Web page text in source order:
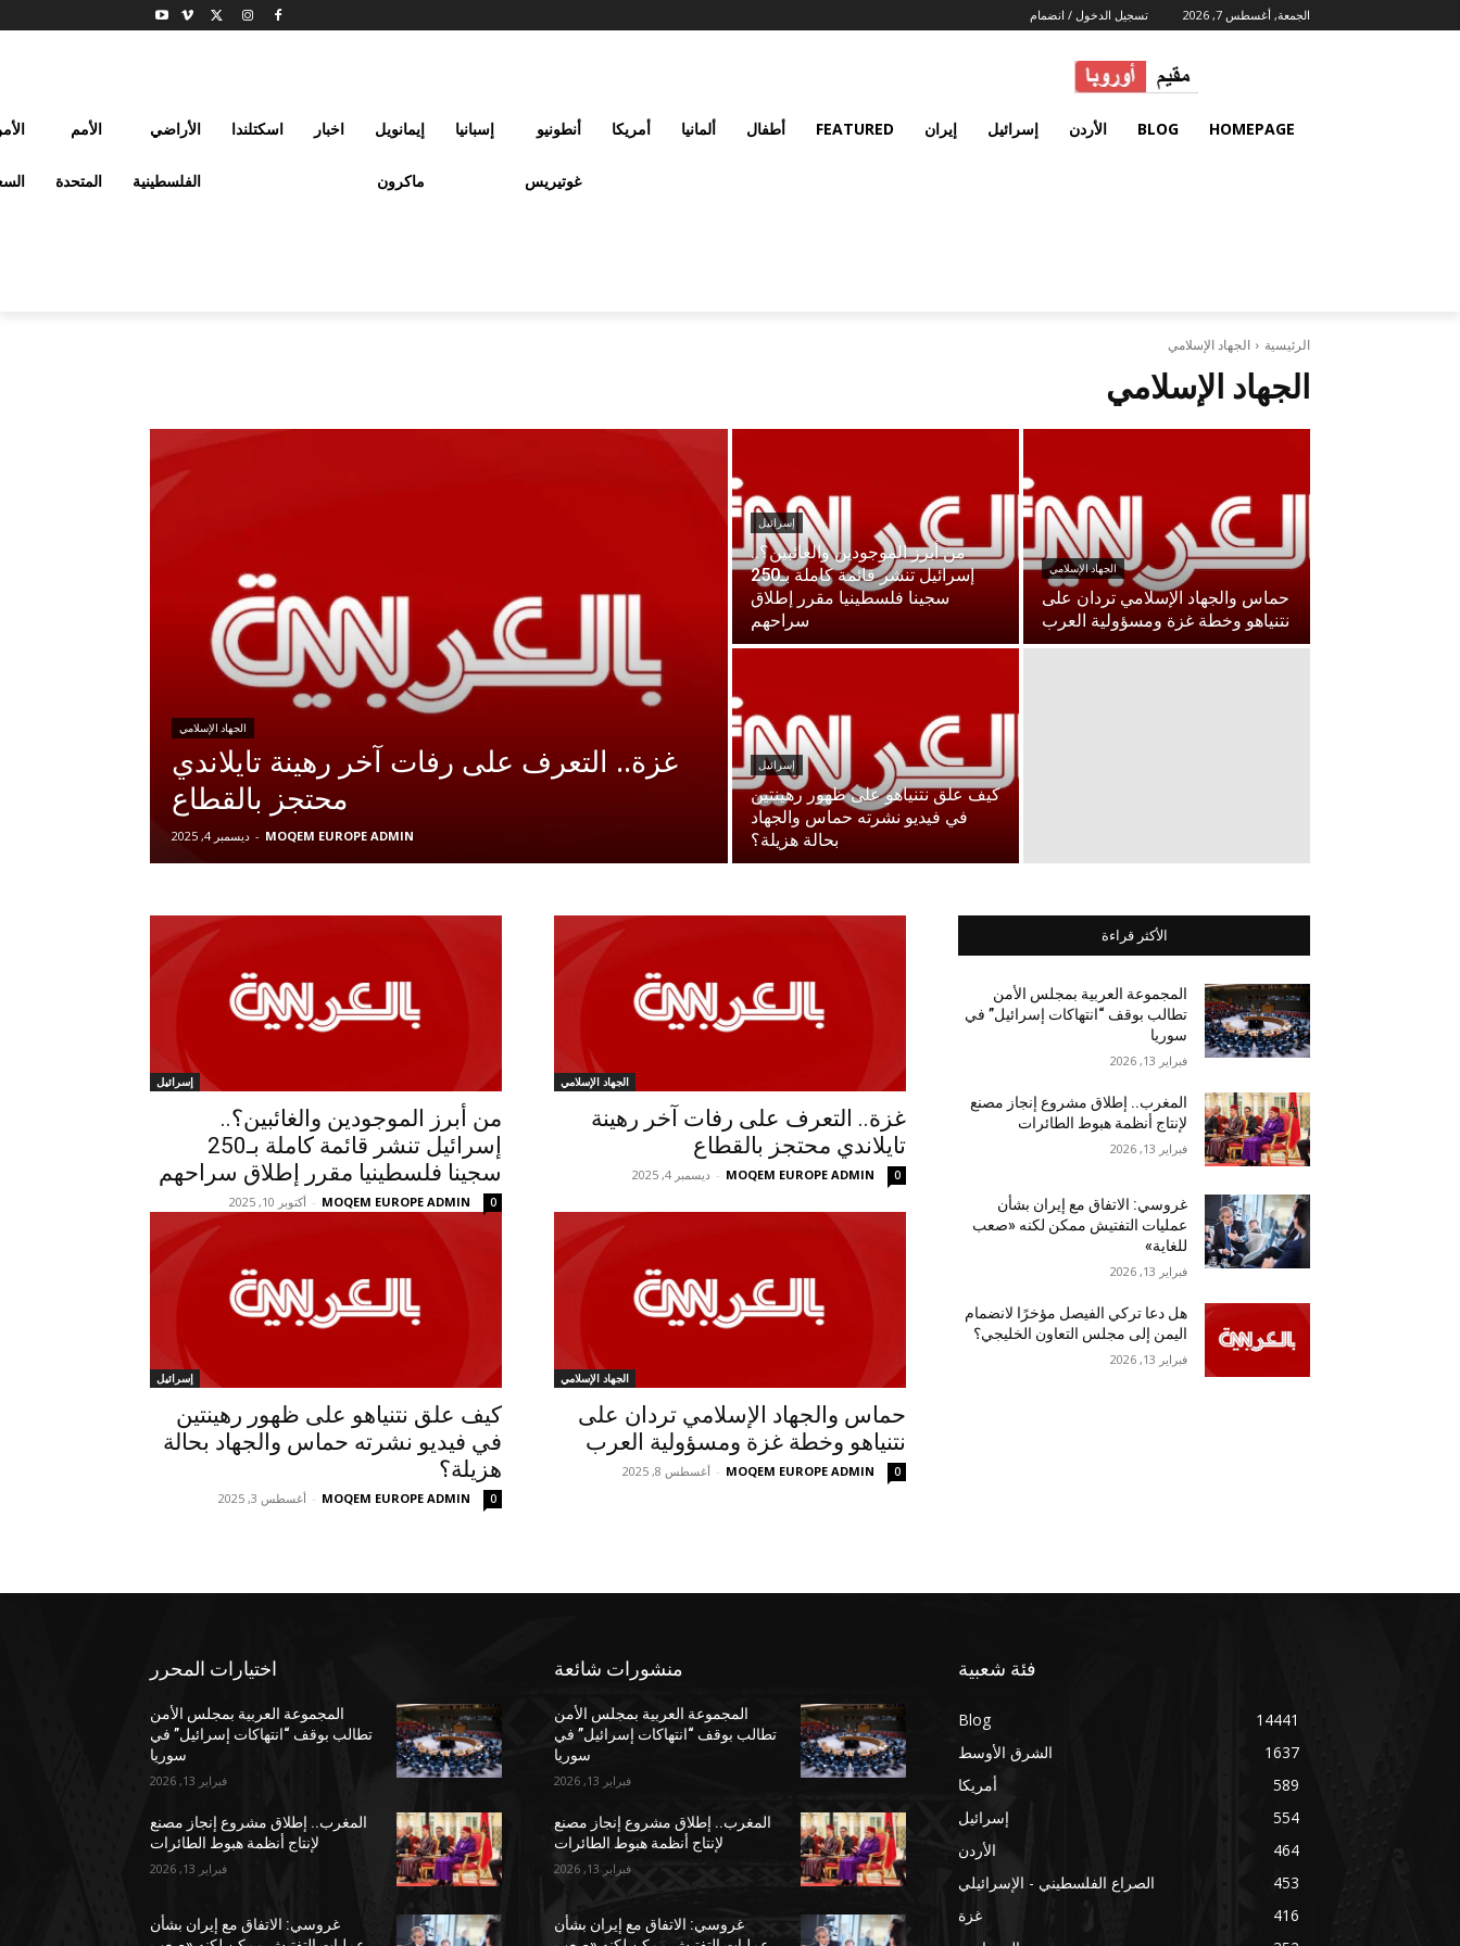
الجمعة, أغسطس 7, 2026 تسجيل الدخول / انضمام
HOMEPAGE
BLOG الأردن إسرائيل إيران FEATURED أطفال ألمانيا أمريكا أنطونيو
غوتيريس
إسبانيا إيمانويل
ماكرون
اخبار اسكتلندا الأراضي
الفلسطينية
الأمم
المتحدة
الرئيسية الجهاد الإسلامي
الجهاد الإسلامي
الجهاد الإسلامي
غزة.. التعرف على رفات آخر رهينة تايلاندي
محتجز بالقطاع
MOQEM EUROPE ADMIN
- ديسمبر 4, 2025
إسرائيل
من أبرز الموجودين والغائبين؟..
إسرائيل تنشر قائمة كاملة بـ250
سجينا فلسطينيا مقرر إطلاق
سراحهم
الجهاد الإسلامي
حماس والجهاد الإسلامي تردان على
نتنياهو وخطة غزة ومسؤولية العرب
إسرائيل
كيف علق نتنياهو على ظهور رهينتين
في فيديو نشرته حماس والجهاد
بحالة هزيلة؟
الجهاد الإسلامي
غزة.. التعرف على رفات آخر رهينة
تايلاندي محتجز بالقطاع
MOQEM EUROPE ADMIN
- ديسمبر 4, 2025 0
إسرائيل
من أبرز الموجودين والغائبين؟..
إسرائيل تنشر قائمة كاملة بـ250
سجينا فلسطينيا مقرر إطلاق سراحهم
MOQEM EUROPE ADMIN
- أكتوبر 10, 2025 0
الجهاد الإسلامي
حماس والجهاد الإسلامي تردان على
نتنياهو وخطة غزة ومسؤولية العرب
MOQEM EUROPE ADMIN
- أغسطس 8, 2025 0
إسرائيل
كيف علق نتنياهو على ظهور رهينتين
في فيديو نشرته حماس والجهاد بحالة
هزيلة؟
MOQEM EUROPE ADMIN
- أغسطس 3, 2025 0
الأكثر قراءة
المجموعة العربية بمجلس الأمن
تطالب بوقف “انتهاكات إسرائيل” في
سوريا
فبراير 13, 2026
المغرب.. إطلاق مشروع إنجاز مصنع
لإنتاج أنظمة هبوط الطائرات
فبراير 13, 2026
غروسي: الاتفاق مع إيران بشأن
عمليات التفتيش ممكن لكنه «صعب
للغاية»
فبراير 13, 2026
هل دعا تركي الفيصل مؤخرًا لانضمام
اليمن إلى مجلس التعاون الخليجي؟
فبراير 13, 2026
اختيارات المحرر
المجموعة العربية بمجلس الأمن
تطالب بوقف “انتهاكات إسرائيل” في
سوريا
فبراير 13, 2026
المغرب.. إطلاق مشروع إنجاز مصنع
لإنتاج أنظمة هبوط الطائرات
فبراير 13, 2026
غروسي: الاتفاق مع إيران بشأن
منشورات شائعة
المجموعة العربية بمجلس الأمن
تطالب بوقف “انتهاكات إسرائيل” في
سوريا
فبراير 13, 2026
المغرب.. إطلاق مشروع إنجاز مصنع
لإنتاج أنظمة هبوط الطائرات
فبراير 13, 2026
غروسي: الاتفاق مع إيران بشأن
فئة شعبية
Blog
14441
الشرق الأوسط
1637
أمريكا
589
إسرائيل
554
الأردن
464
الصراع الفلسطيني - الإسرائيلي
453
غزة
416